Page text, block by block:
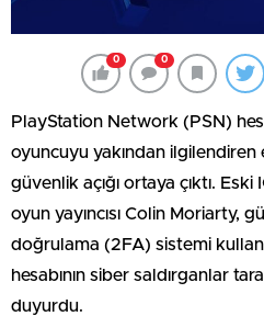
0 0
PlayStation Network (PSN)
oyuncuyu yakından ilgilendiren
güvenlik açığı ortaya çıktı.
oyun yayıncısı Colin Moriarty,
doğrulama (2FA) sistemi
hesabının siber saldırganlar
duyurdu.